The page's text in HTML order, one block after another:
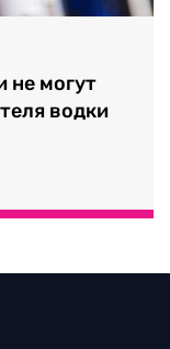
не могут
водки